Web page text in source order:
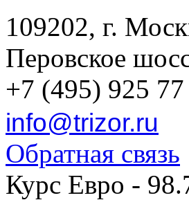
109202, г.
Перовское
+7 (495) 925
info@trizor.ru
Обратная связь
Курс Евро -